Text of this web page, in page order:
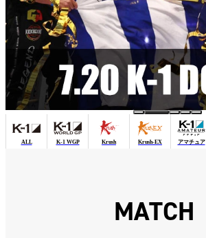
ALL K-1 WGP Krush Krush-EX アマチュア
MATCH